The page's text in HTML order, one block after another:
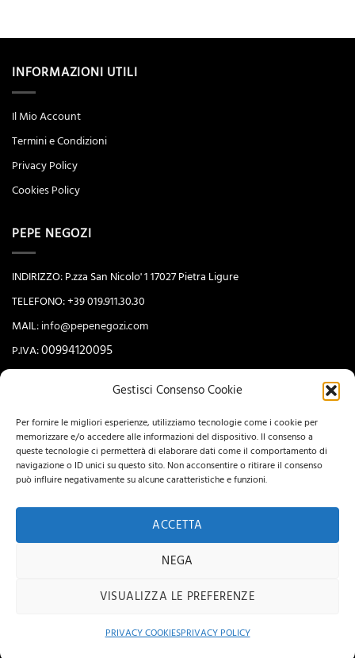
Gestisci Consenso Cookie
Per fornire le migliori esperienze, utilizziamo tecnologie come i cookie per
memorizzare e/o accedere alle informazioni del dispositivo. Il consenso a
queste tecnologie ci permetterà di elaborare dati come il comportamento di
navigazione o ID unici su questo sito. Non acconsentire o ritirare il consenso
può influire negativamente su alcune caratteristiche e funzioni.
ACCETTA
NEGA
VISUALIZZA LE PREFERENZE
PRIVACY COOKIESPRIVACY POLICY
INFORMAZIONI UTILI
Il Mio Account
Termini e Condizioni
Privacy Policy
Cookies Policy
PEPE NEGOZI
INDIRIZZO: P.zza San Nicolo' 1 17027 Pietra Ligure
TELEFONO: +39 019.911.30.30
MAIL: info@pepenegozi.com
P.IVA:00994120095
Copyright 2026 ©Hi-Tek Informatica